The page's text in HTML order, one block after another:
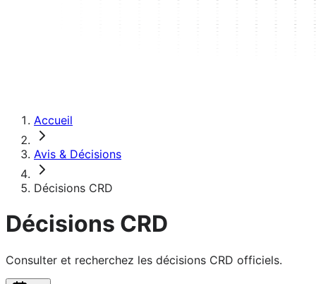
Accueil
Avis & Décisions
Décisions CRD
Décisions CRD
Consulter et recherchez les décisions CRD officiels.